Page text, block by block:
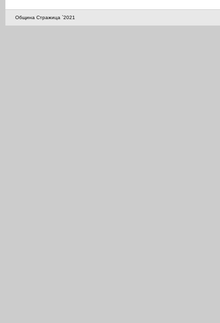
Община Стражица `2021